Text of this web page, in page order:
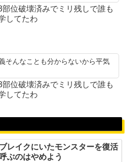
部位破壊済みでミリ残しで誰も
してたわ
そんなことも分からないから平気
部位破壊済みでミリ残しで誰も
してたわ
レイクにいたモンスターを復活
ぶのはやめよう